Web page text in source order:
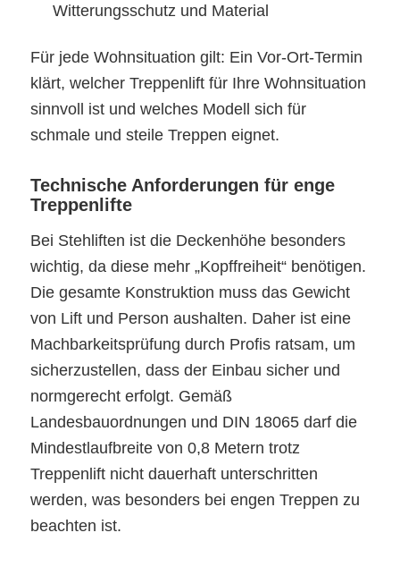
Witterungsschutz und Material
Für jede Wohnsituation gilt: Ein Vor-Ort-Termin
klärt, welcher Treppenlift für Ihre Wohnsituation
sinnvoll ist und welches Modell sich für
schmale und steile Treppen eignet.
Technische Anforderungen für enge
Treppenlifte
Bei Stehliften ist die Deckenhöhe besonders
wichtig, da diese mehr „Kopffreiheit“ benötigen.
Die gesamte Konstruktion muss das Gewicht
von Lift und Person aushalten. Daher ist eine
Machbarkeitsprüfung durch Profis ratsam, um
sicherzustellen, dass der Einbau sicher und
normgerecht erfolgt. Gemäß
Landesbauordnungen und DIN 18065 darf die
Mindestlaufbreite von 0,8 Metern trotz
Treppenlift nicht dauerhaft unterschritten
werden, was besonders bei engen Treppen zu
beachten ist.